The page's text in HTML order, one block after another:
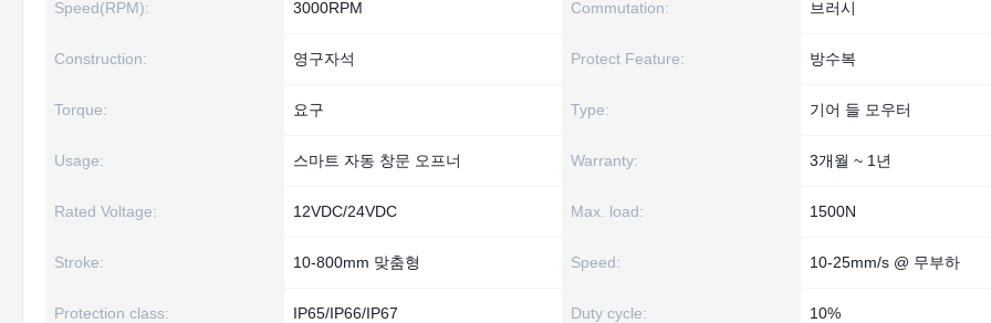
Speed(RPM): 3000RPM Commutation: 브러시
Construction: 영구자석 Protect Feature: 방수복
Torque: 요구 Type: 기어 들 모우터
Usage: 스마트 자동 창문 오프너 Warranty: 3개월 ~ 1년
Rated Voltage: 12VDC/24VDC Max. load: 1500N
Stroke: 10-800mm 맞춤형 Speed: 10-25mm/s @ 무부하
Protection class: IP65/IP66/IP67 Duty cycle: 10%